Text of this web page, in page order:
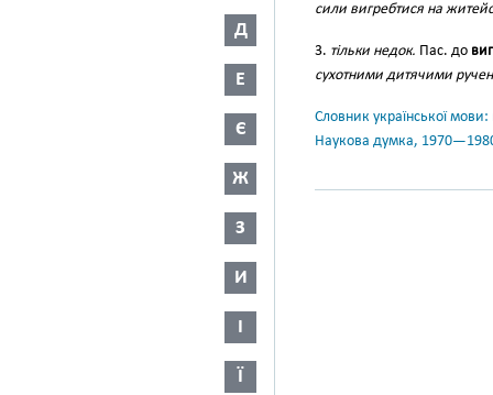
Д
Е
Є
Ж
З
И
І
Ї
сили вигребтися на
3. тільки недок. Пас. до
сухотними дитячими
Словник української
Наукова думка,